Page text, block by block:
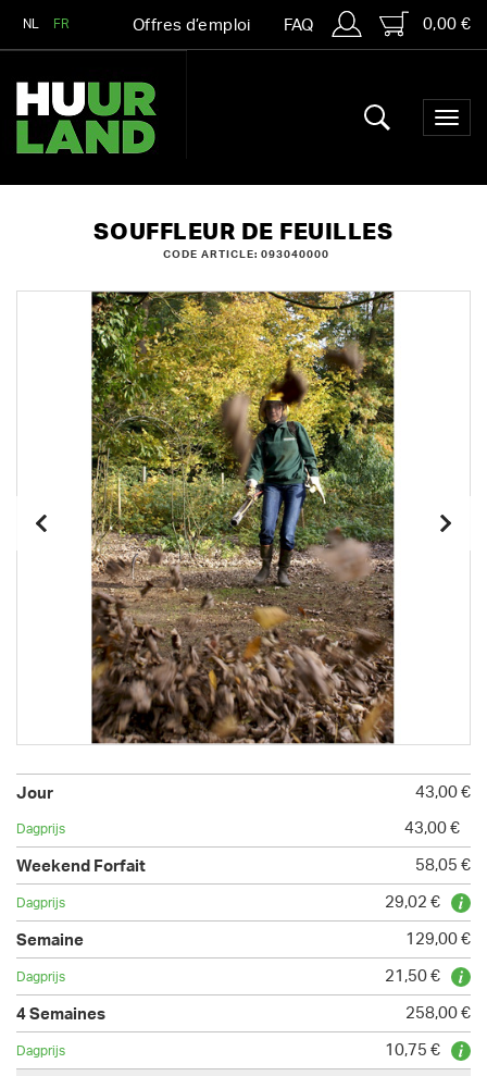
NL FR Offres d’emploi FAQ 0,00 €
SOUFFLEUR DE FEUILLES
CODE ARTICLE: 093040000
43,00 €
43,00 €
58,05 €
29,02 €
129,00 €
21,50 €
258,00 €
10,75 €